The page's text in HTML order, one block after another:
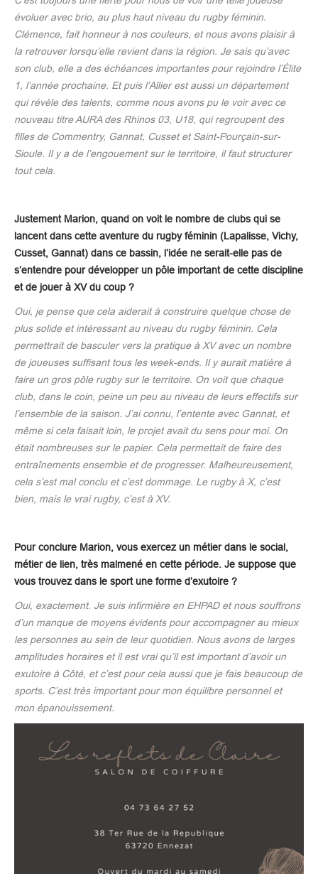
évoluer avec brio, au plus haut niveau du rugby féminin.
Clémence, fait honneur à nos couleurs, et nous avons plaisir à
la retrouver lorsqu’elle revient dans la région. Je sais qu’avec
son club, elle a des échéances importantes pour rejoindre l’Élite
1, l’année prochaine. Et puis l’Allier est aussi un département
qui révèle des talents, comme nous avons pu le voir avec ce
nouveau titre AURA des Rhinos 03, U18, qui regroupent des
filles de Commentry, Gannat, Cusset et Saint-Pourçain-sur-
Sioule. Il y a de l’engouement sur le territoire, il faut structurer
tout cela.
Justement Marion, quand on voit le nombre de clubs qui se
lancent dans cette aventure du rugby féminin (Lapalisse, Vichy,
Cusset, Gannat) dans ce bassin, l’idée ne serait-elle pas de
s’entendre pour développer un pôle important de cette discipline
et de jouer à XV du coup ?
Oui, je pense que cela aiderait à construire quelque chose de
plus solide et intéressant au niveau du rugby féminin. Cela
permettrait de basculer vers la pratique à XV avec un nombre
de joueuses suffisant tous les week-ends. Il y aurait matière à
faire un gros pôle rugby sur le territoire. On voit que chaque
club, dans le coin, peine un peu au niveau de leurs effectifs sur
l’ensemble de la saison. J’ai connu, l’entente avec Gannat, et
même si cela faisait loin, le projet avait du sens pour moi. On
était nombreuses sur le papier. Cela permettait de faire des
entraînements ensemble et de progresser. Malheureusement,
cela s’est mal conclu et c’est dommage. Le rugby à X, c’est
bien, mais le vrai rugby, c’est à XV.
Pour conclure Marion, vous exercez un métier dans le social,
métier de lien, très malmené en cette période. Je suppose que
vous trouvez dans le sport une forme d’exutoire ?
Oui, exactement. Je suis infirmière en EHPAD et nous souffrons
d’un manque de moyens évidents pour accompagner au mieux
les personnes au sein de leur quotidien. Nous avons de larges
amplitudes horaires et il est vrai qu’il est important d’avoir un
exutoire à Côté, et c’est pour cela aussi que je fais beaucoup de
sports. C’est très important pour mon équilibre personnel et
mon épanouissement.